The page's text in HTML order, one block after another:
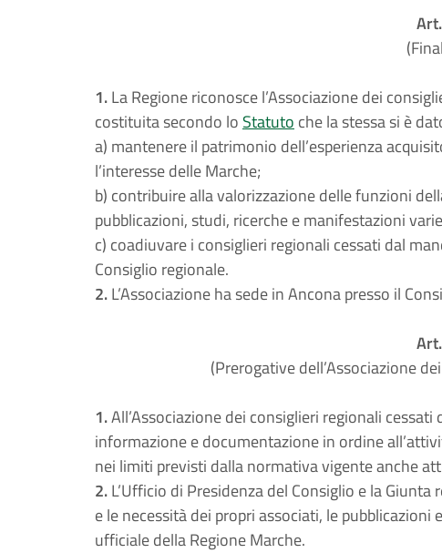
1.La Regione riconosce l’Associazione dei
costituita secondo lo Statuto che la stessa si è
a) mantenere il patrimonio dell’esperienza
l’interesse delle Marche;
b) contribuire alla valorizzazione delle funzioni
pubblicazioni, studi, ricerche e manifestazioni
c) coadiuvare i consiglieri regionali cessati dal
Consiglio regionale.
2.L’Associazione ha sede in Ancona presso il
(Prerogative dell’Associazione
1.All’Associazione dei consiglieri regionali
informazione e documentazione in ordine
nei limiti previsti dalla normativa vigente anche
2.L’Ufficio di Presidenza del Consiglio e la
e le necessità dei propri associati, le
ufficiale della Regione Marche.